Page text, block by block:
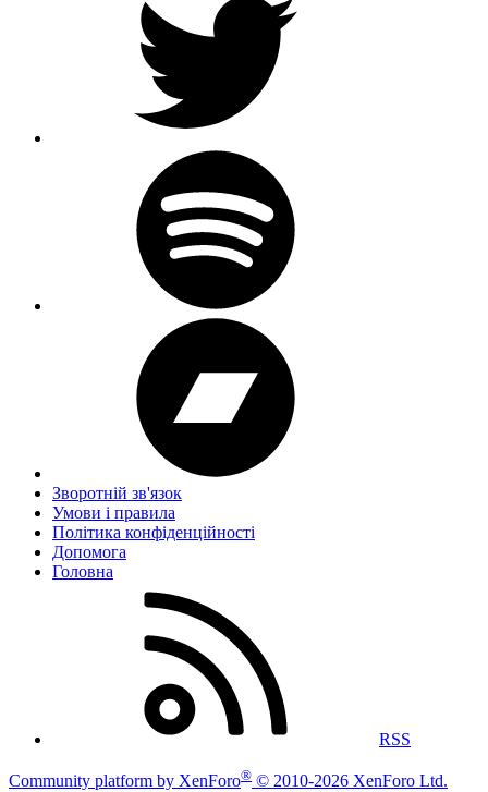
Зворотній зв'язок
Умови і правила
Політика конфіденційності
Дoпoмoга
Головна
RSS
Community platform by XenForo® © 2010-2026 XenForo Ltd.